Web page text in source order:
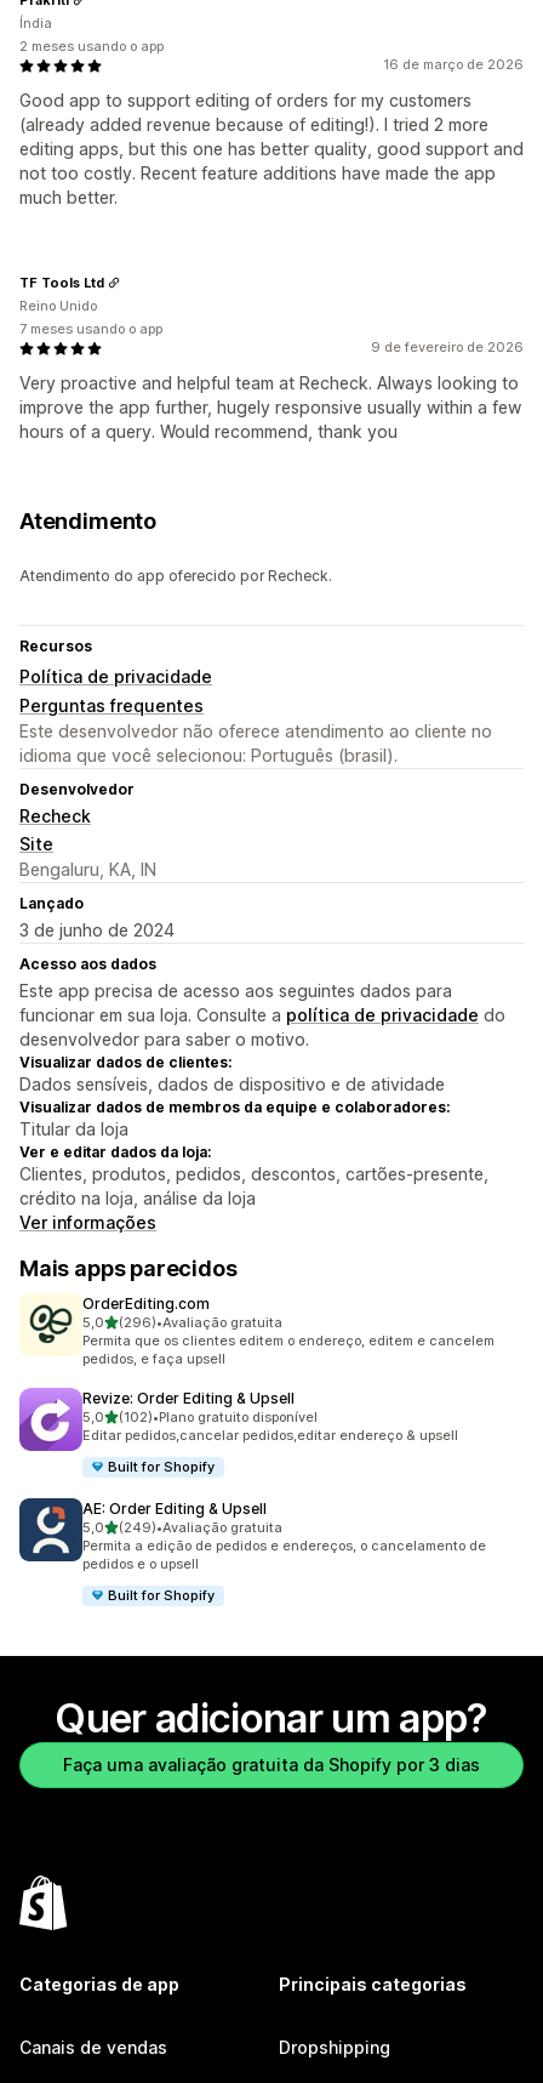
16 de março de 2026
Good app to support editing of orders for my customers
(already added revenue because of editing!). I tried 2 more
editing apps, but this one has better quality, good support and
not too costly. Recent feature additions have made the app
much better.
Índia
2 meses usando o app
9 de fevereiro de 2026
Very proactive and helpful team at Recheck. Always looking to
improve the app further, hugely responsive usually within a few
hours of a query. Would recommend, thank you
TF Tools Ltd
Reino Unido
7 meses usando o app
Atendimento
Atendimento do app oferecido por Recheck.
Recursos
Política de privacidade
Perguntas frequentes
Este desenvolvedor não oferece atendimento ao cliente no
idioma que você selecionou: Português (brasil).
Desenvolvedor
Recheck
Site
Bengaluru, KA, IN
Lançado
3 de junho de 2024
Acesso aos dados
Este app precisa de acesso aos seguintes dados para
funcionar em sua loja. Consulte a política de privacidade do
desenvolvedor para saber o motivo.
Visualizar dados de clientes:
Dados sensíveis, dados de dispositivo e de atividade
Visualizar dados de membros da equipe e colaboradores:
Titular da loja
Ver e editar dados da loja:
Clientes, produtos, pedidos, descontos, cartões-presente,
crédito na loja, análise da loja
Ver informações
Mais apps parecidos
OrderEditing.com
5,0de 5 estrelas
(296)
296 avaliações ao todo
•Avaliação gratuita
Permita que os clientes editem o endereço, editem e cancelem
pedidos, e faça upsell
Revize: Order Editing & Upsell
5,0de 5 estrelas
(102)
102 avaliações ao todo
•Plano gratuito disponível
Editar pedidos,cancelar pedidos,editar endereço & upsell
Built for Shopify
AE: Order Editing & Upsell
5,0de 5 estrelas
(249)
249 avaliações ao todo
•Avaliação gratuita
Permita a edição de pedidos e endereços, o cancelamento de
pedidos e o upsell
Built for Shopify
Quer adicionar um app?
Faça uma avaliação gratuita da Shopify por 3 dias
Categorias de app
Canais de vendas
Principais categorias
Dropshipping